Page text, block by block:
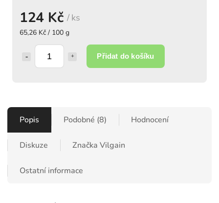
124 Kč / ks
65,26 Kč / 100 g
Přidat do košíku
Popis Podobné (8) Hodnocení
Diskuze Značka Vilgain
Ostatní informace